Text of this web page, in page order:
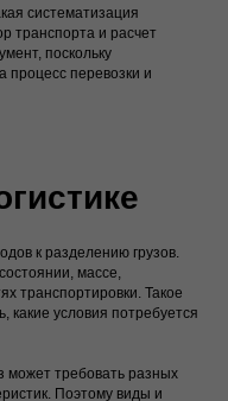
систематизация
транспорта и расчет
поскольку
процесс перевозки и
к разделению грузов.
массе,
транспортировки. Такое
какие условия потребуется
может требовать разных
Поэтому виды и